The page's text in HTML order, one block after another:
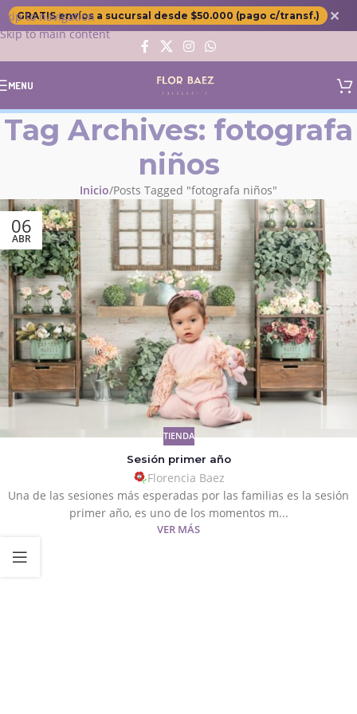
Skip to navigation
Skip to main content
GRATIS envíos a sucursal desde $50.000 (pago c/transf.) ✕
MENU
Tag Archives: fotografa
niños
Inicio Posts Tagged "fotografa niños"
06
ABR
TIENDA
Sesión primer año
Florencia Baez
Una de las sesiones más esperadas por las familias es la sesión
primer año, es uno de los momentos m...
VER MÁS